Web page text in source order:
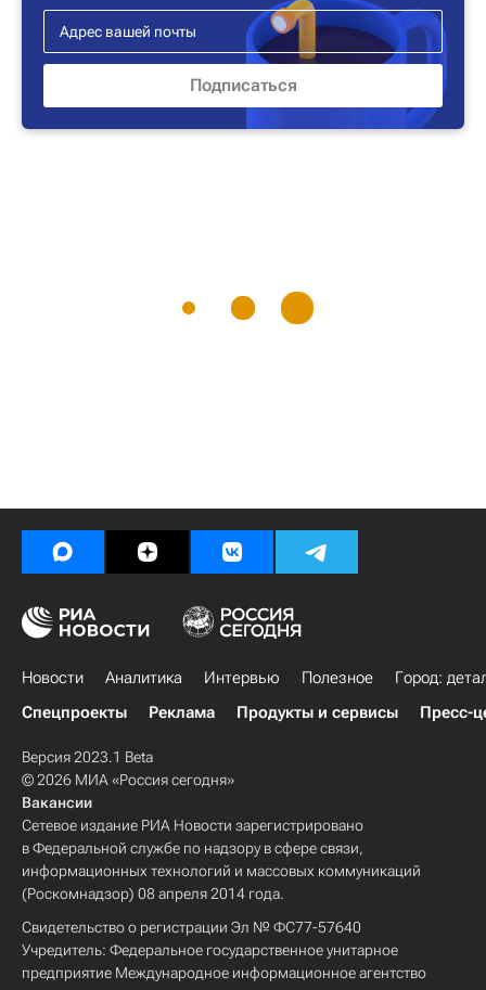
Новости Аналитика Интервью Полезное
Город:
Спецпроекты
Реклама Продукты и сервисы Пресс-
Версия 2023.1 Beta
© 2026 МИА «Россия сегодня»
Вакансии
Сетевое издание РИА Новости зарегистрировано
в Федеральной службе по надзору в сфере связи,
информационных технологий и массовых коммуникаций
(Роскомнадзор) 08 апреля 2014 года.
Свидетельство о регистрации Эл № ФС77-57640
Учредитель: Федеральное государственное унитарное
предприятие Международное информационное агентство